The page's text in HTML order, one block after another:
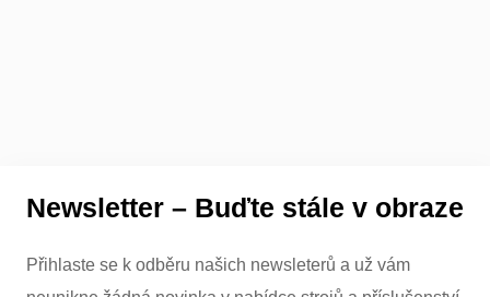
Newsletter – Buďte stále v obraze
Přihlaste se k odběru našich newsleterů a už vám